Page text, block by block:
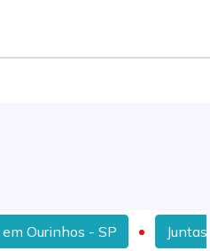
- SP Juntas